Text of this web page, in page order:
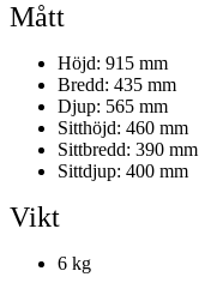
Mått
Höjd: 915 mm
Bredd: 435 mm
Djup: 565 mm
Sitthöjd: 460 mm
Sittbredd: 390 mm
Sittdjup: 400 mm
Vikt
6 kg